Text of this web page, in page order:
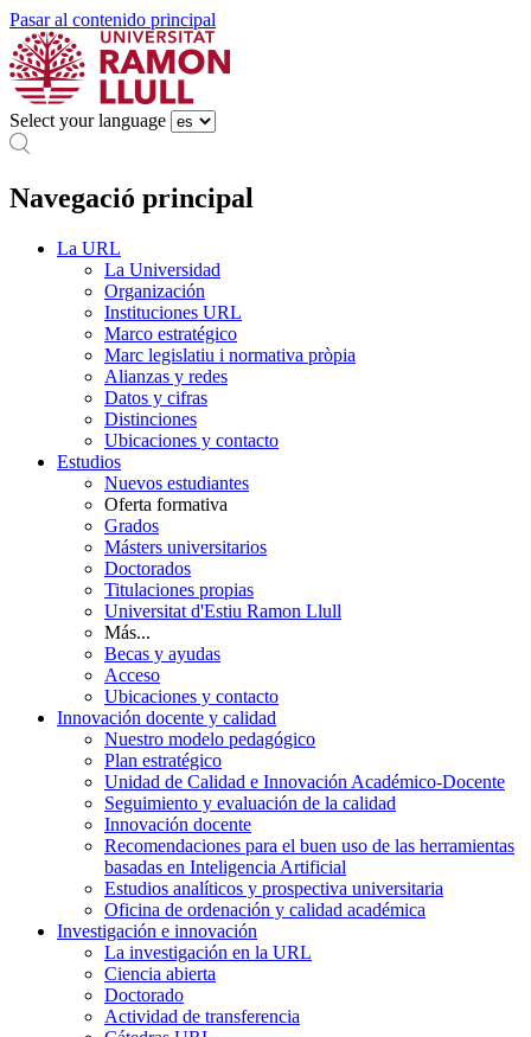
Pasar al contenido principal
Select your language
Navegació principal
La URL
La Universidad
Organización
Instituciones URL
Marco estratégico
Marc legislatiu i normativa pròpia
Alianzas y redes
Datos y cifras
Distinciones
Ubicaciones y contacto
Estudios
Nuevos estudiantes
Oferta formativa
Grados
Másters universitarios
Doctorados
Titulaciones propias
Universitat d'Estiu Ramon Llull
Más...
Becas y ayudas
Acceso
Ubicaciones y contacto
Innovación docente y calidad
Nuestro modelo pedagógico
Plan estratégico
Unidad de Calidad e Innovación Académico-Docente
Seguimiento y evaluación de la calidad
Innovación docente
Recomendaciones para el buen uso de las herramientas
basadas en Inteligencia Artificial
Estudios analíticos y prospectiva universitaria
Oficina de ordenación y calidad académica
Investigación e innovación
La investigación en la URL
Ciencia abierta
Doctorado
Actividad de transferencia